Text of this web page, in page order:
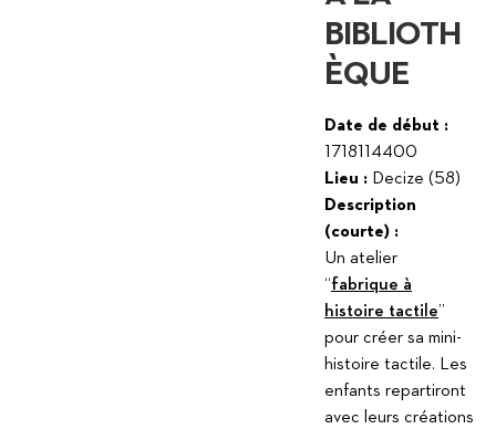
BIBLIOTH
ÈQUE
Date de début :
1718114400
Lieu :Decize (58)
Description
(courte) :
Un atelier
“fabrique à
histoire tactile”
pour créer sa mini-
histoire tactile. Les
enfants repartiront
avec leurs créations